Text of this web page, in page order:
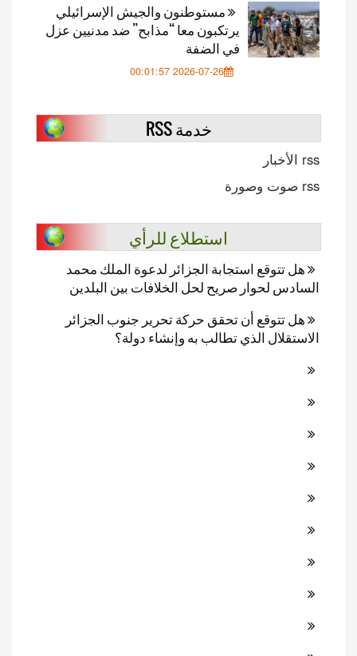
مستوطنون والجيش الإسرائيلي
يرتكبون معا “مذابح” ضد مدنيين عزل
في الضفة
2026-07-26 00:01:57
خدمة RSS
rss الأخبار
rss صوت وصورة
استطلاع للرأي
هل تتوقع استجابة الجزائر لدعوة الملك محمد
السادس لحوار صريح لحل الخلافات بين البلدين
هل تتوقع أن تحقق حركة تحرير جنوب الجزائر
الاستقلال الذي تطالب به وإنشاء دولة؟